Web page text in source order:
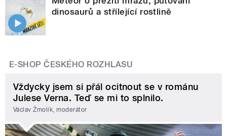
dinosaurů a střílející rostlině
E-SHOP ČESKÉHO ROZHLASU
Vždycky jsem si přál ocitnout se v románu
Julese Verna. Teď se mi to splnilo.
Václav Žmolík, moderátor